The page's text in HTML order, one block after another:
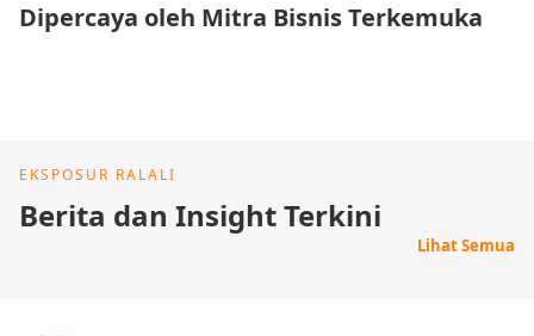
Dipercaya oleh Mitra Bisnis Terkemuka
EKSPOSUR RALALI
Berita dan Insight Terkini
Lihat Semua